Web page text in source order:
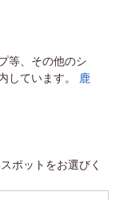
等、その他のシ
しています。
鹿
ポットをお選びく